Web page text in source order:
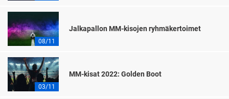
08/11
Jalkapallon MM-kisojen ryhmäkertoimet
03/11
MM-kisat 2022: Golden Boot